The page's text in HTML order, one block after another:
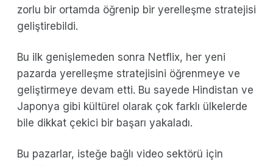
zorlu bir ortamda öğrenip bir yerelleşme stratejisi
geliştirebildi.
Bu ilk genişlemeden sonra Netflix, her yeni
pazarda yerelleşme stratejisini öğrenmeye ve
geliştirmeye devam etti. Bu sayede Hindistan ve
Japonya gibi kültürel olarak çok farklı ülkelerde
bile dikkat çekici bir başarı yakaladı.
Bu pazarlar, isteğe bağlı video sektörü için